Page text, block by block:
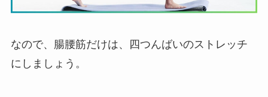
なので、腸腰筋だけは、四つんばいのストレッチ
にしましょう。